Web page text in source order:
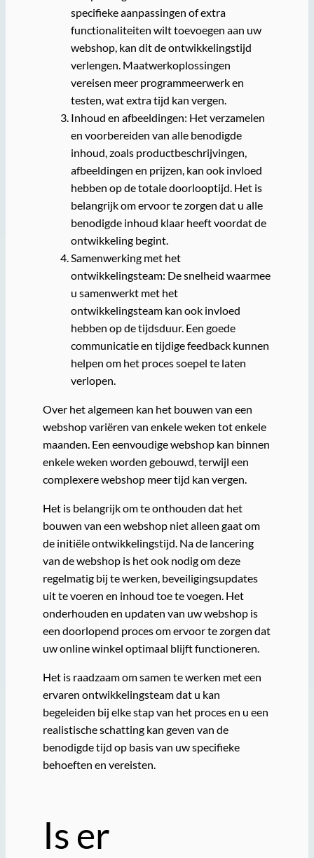
specifieke aanpassingen of extra
functionaliteiten wilt toevoegen aan uw
webshop, kan dit de ontwikkelingstijd
verlengen. Maatwerkoplossingen
vereisen meer programmeerwerk en
testen, wat extra tijd kan vergen.
Inhoud en afbeeldingen: Het verzamelen
en voorbereiden van alle benodigde
inhoud, zoals productbeschrijvingen,
afbeeldingen en prijzen, kan ook invloed
hebben op de totale doorlooptijd. Het is
belangrijk om ervoor te zorgen dat u alle
benodigde inhoud klaar heeft voordat de
ontwikkeling begint.
Samenwerking met het
ontwikkelingsteam: De snelheid waarmee
u samenwerkt met het
ontwikkelingsteam kan ook invloed
hebben op de tijdsduur. Een goede
communicatie en tijdige feedback kunnen
helpen om het proces soepel te laten
verlopen.
Over het algemeen kan het bouwen van een
webshop variëren van enkele weken tot enkele
maanden. Een eenvoudige webshop kan binnen
enkele weken worden gebouwd, terwijl een
complexere webshop meer tijd kan vergen.
Het is belangrijk om te onthouden dat het
bouwen van een webshop niet alleen gaat om
de initiële ontwikkelingstijd. Na de lancering
van de webshop is het ook nodig om deze
regelmatig bij te werken, beveiligingsupdates
uit te voeren en inhoud toe te voegen. Het
onderhouden en updaten van uw webshop is
een doorlopend proces om ervoor te zorgen dat
uw online winkel optimaal blijft functioneren.
Het is raadzaam om samen te werken met een
ervaren ontwikkelingsteam dat u kan
begeleiden bij elke stap van het proces en u een
realistische schatting kan geven van de
benodigde tijd op basis van uw specifieke
behoeften en vereisten.
Is er